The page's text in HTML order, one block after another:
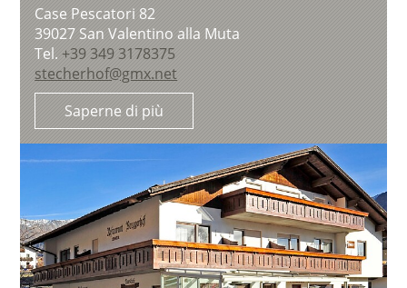
Case Pescatori 82
39027San Valentino alla Muta
Tel.+39 349 3178375
stecherhof@gmx.net
Saperne di più